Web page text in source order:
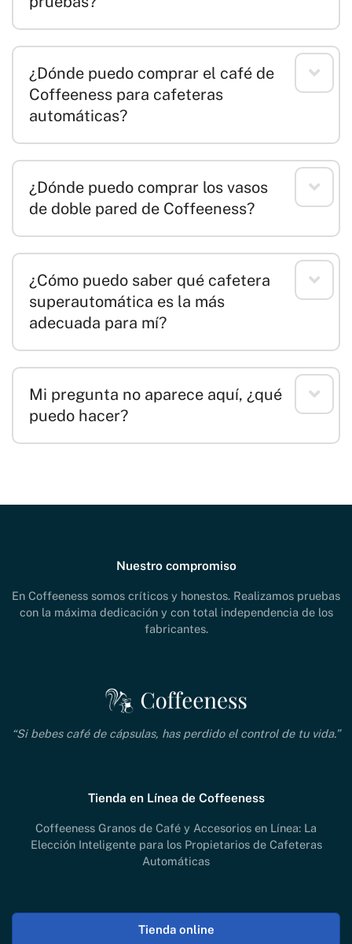
¿Dónde puedo comprar el café de
Coffeeness para cafeteras
automáticas?
¿Dónde puedo comprar los vasos
de doble pared de Coffeeness?
¿Cómo puedo saber qué cafetera
superautomática es la más
adecuada para mí?
Mi pregunta no aparece aquí, ¿qué
puedo hacer?
Nuestro compromiso
En Coffeeness somos críticos y honestos. Realizamos pruebas
con la máxima dedicación y con total independencia de los
fabricantes.
“Si bebes café de cápsulas, has perdido el control de tu vida.”
Tienda en Línea de Coffeeness
Coffeeness Granos de Café y Accesorios en Línea: La
Elección Inteligente para los Propietarios de Cafeteras
Automáticas
Tienda online